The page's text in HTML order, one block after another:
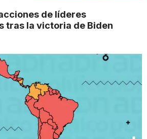
de líderes
tras la victoria de Biden